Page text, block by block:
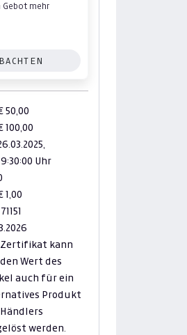
Gebot mehr
50,00
100,00
Uhr
1,00
Zertifikat kann
Wert des
auch für ein
Produkt
werden.